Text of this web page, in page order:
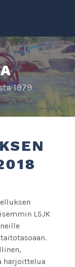
1979
LSJK
harjoittelua